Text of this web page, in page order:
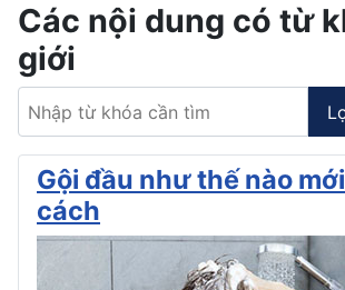
Các nội dung có từ
giới
Nhập từ khóa cần tìm
Gội đầu như thế nào
cách